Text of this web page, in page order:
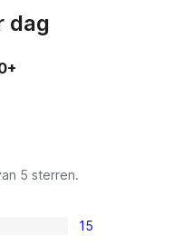
dag
5 sterren.
15